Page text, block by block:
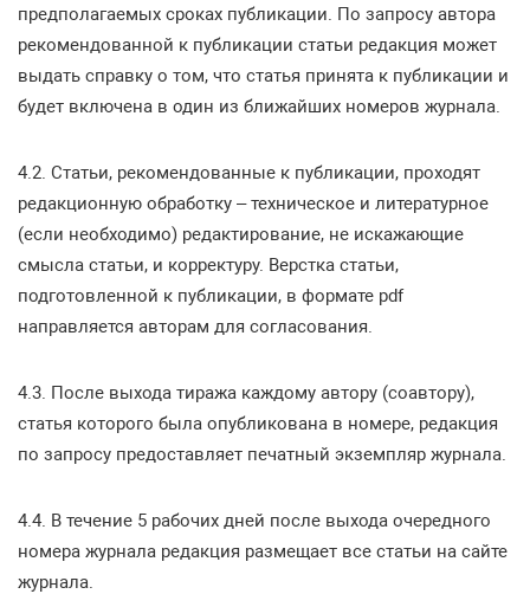
предполагаемых сроках публикации. По запросу автора
рекомендованной к публикации статьи редакция может
выдать справку о том, что статья принята к публикации и
будет включена в один из ближайших номеров журнала.
4.2. Статьи, рекомендованные к публикации, проходят
редакционную обработку – техническое и литературное
(если необходимо) редактирование, не искажающие
смысла статьи, и корректуру. Верстка статьи,
подготовленной к публикации, в формате pdf
направляется авторам для согласования.
4.3. После выхода тиража каждому автору (соавтору),
статья которого была опубликована в номере, редакция
по запросу предоставляет печатный экземпляр журнала.
4.4. В течение 5 рабочих дней после выхода очередного
номера журнала редакция размещает все статьи на сайте
журнала.